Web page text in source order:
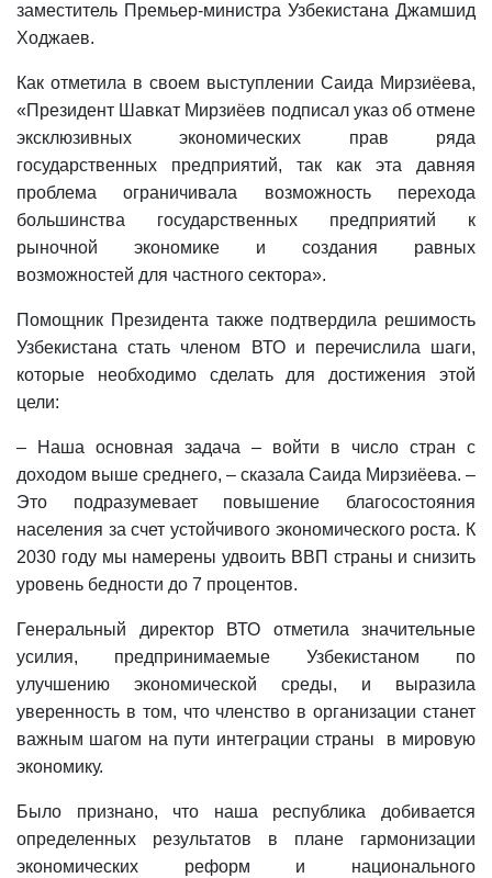
заместитель Премьер-министра Узбекистана Джамшид
Ходжаев.
Как отметила в своем выступлении Саида Мирзиёева,
«Президент Шавкат Мирзиёев подписал указ об отмене
эксклюзивных экономических прав ряда
государственных предприятий, так как эта давняя
проблема ограничивала возможность перехода
большинства государственных предприятий к
рыночной экономике и создания равных
возможностей для частного сектора».
Помощник Президента также подтвердила решимость
Узбекистана стать членом ВТО и перечислила шаги,
которые необходимо сделать для достижения этой
цели:
– Наша основная задача – войти в число стран с
доходом выше среднего, – сказала Саида Мирзиёева. –
Это подразумевает повышение благосостояния
населения за счет устойчивого экономического роста. К
2030 году мы намерены удвоить ВВП страны и снизить
уровень бедности до 7 процентов.
Генеральный директор ВТО отметила значительные
усилия, предпринимаемые Узбекистаном по
улучшению экономической среды, и выразила
уверенность в том, что членство в организации станет
важным шагом на пути интеграции страны в мировую
экономику.
Было признано, что наша республика добивается
определенных результатов в плане гармонизации
экономических реформ и национального
Akademiklar
ru
as
dasd
my.gov.uz